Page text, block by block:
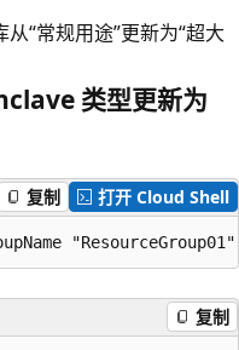
“常规用途”更新为“超大
类型更新为
复制 打开 Cloud Shell
复制